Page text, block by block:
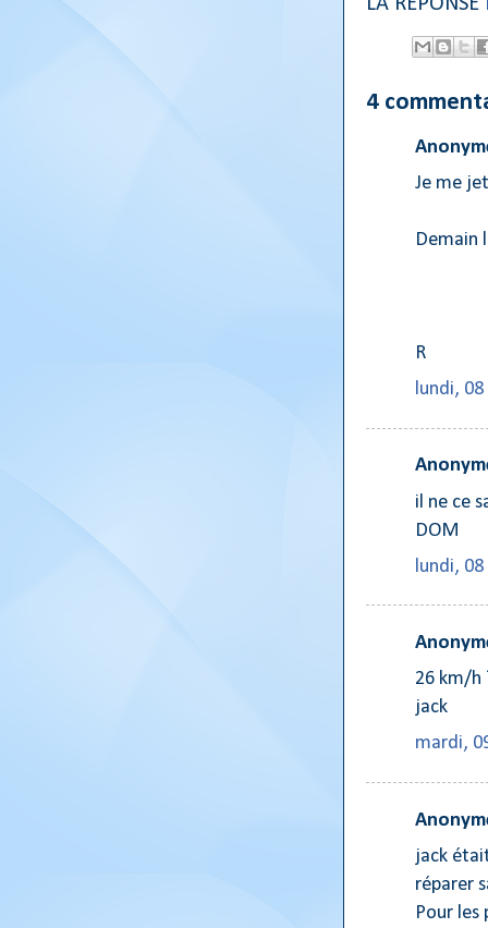
LA REPONSE
4
Je me
Demain
R
lundi,
il ne ce
DOM
lundi,
26 km/h
jack
mardi,
jack
réparer
Pour les